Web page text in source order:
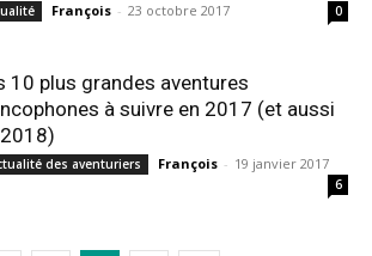
François - 23 octobre 2017 0
10 plus grandes aventures
à suivre en 2017 (et aussi
des aventuriers François - 19 janvier 2017
6